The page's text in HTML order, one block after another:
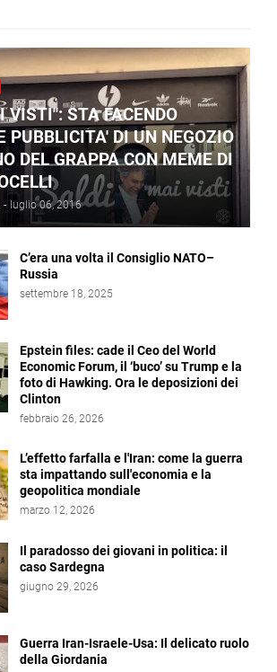
VISTI": STA FACENDO
PUBBLICITA' DI UN NEGOZIO
DEL GRAPPA CON MEME DI
- luglio 06, 2016
C’era una volta il Consiglio NATO–
Russia
settembre 18, 2025
Epstein files: cade il Ceo del World
Economic Forum, il ‘buco’ su Trump e la
foto di Hawking. Ora le deposizioni dei
Clinton
febbraio 26, 2026
L’effetto farfalla e l'Iran: come la guerra
sta impattando sull'economia e la
geopolitica mondiale
marzo 12, 2026
Il paradosso dei giovani in politica: il
caso Sardegna
giugno 29, 2026
Guerra Iran-Israele-Usa: Il delicato ruolo
della Giordania